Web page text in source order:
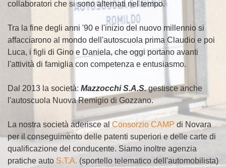
collaboratori che si sono alternati nel tempo.
Tra la fine degli anni '90 e l'inizio del nuovo millennio si
affacciarono al mondo dell'autoscuola prima Claudio e poi
Luca, i figli di Gino e Daniela, che oggi portano avanti
l'attività di famiglia con competenza e entusiasmo.
Dal 2013 la società: Mazzocchi S.A.S.gestisce anche
l'autoscuola Nuova Remigio di Gozzano.
La nostra società aderisce al Consorzio CAMP di Novara
per il conseguimento delle patenti superiori e delle carte di
qualificazione del conducente. Siamo inoltre agenzia
pratiche auto S.T.A. (sportello telematico dell'automobilista)